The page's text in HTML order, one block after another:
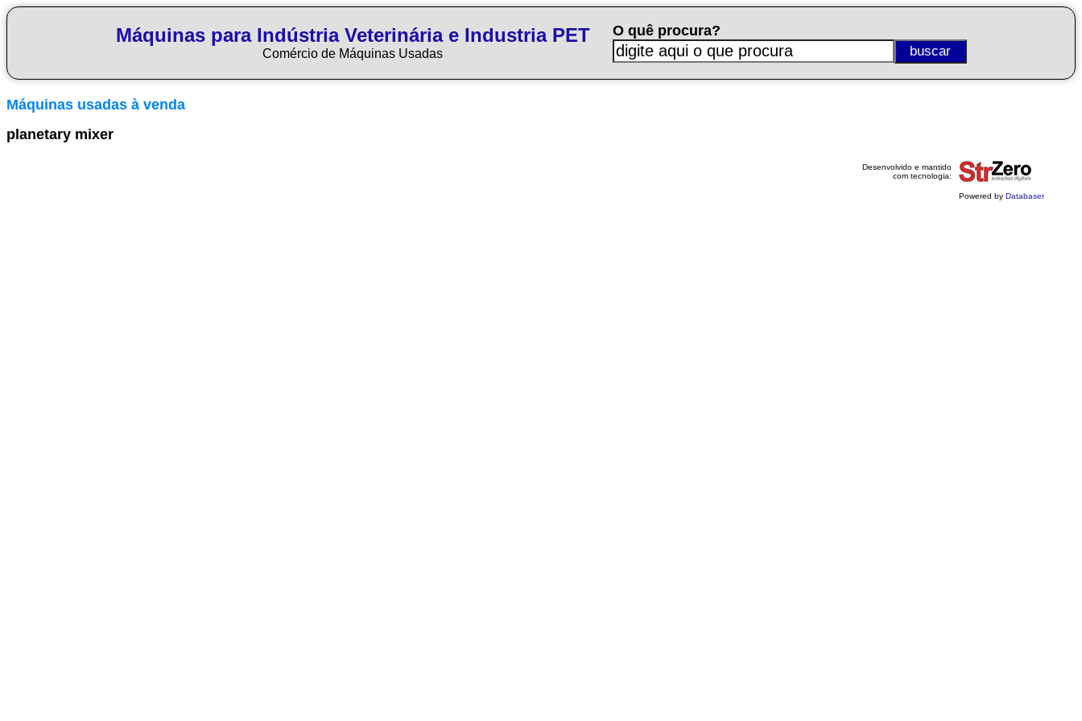
Máquinas para Indústria Veterinária e Industria PET
Comércio de Máquinas Usadas
O quê procura?
Máquinas usadas à venda
planetary mixer
Desenvolvido e mantido
com tecnologia:
Powered by Databaser